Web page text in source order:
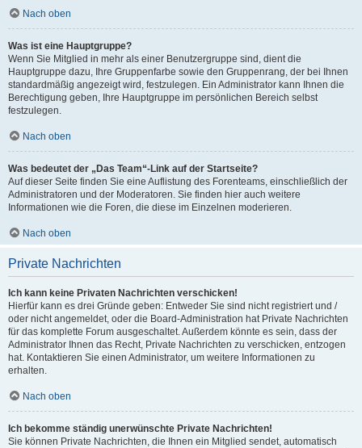
Nach oben
Was ist eine Hauptgruppe?
Wenn Sie Mitglied in mehr als einer Benutzergruppe sind, dient die
Hauptgruppe dazu, Ihre Gruppenfarbe sowie den Gruppenrang, der bei Ihnen
standardmäßig angezeigt wird, festzulegen. Ein Administrator kann Ihnen die
Berechtigung geben, Ihre Hauptgruppe im persönlichen Bereich selbst
festzulegen.
Nach oben
Was bedeutet der „Das Team“-Link auf der Startseite?
Auf dieser Seite finden Sie eine Auflistung des Forenteams, einschließlich der
Administratoren und der Moderatoren. Sie finden hier auch weitere
Informationen wie die Foren, die diese im Einzelnen moderieren.
Nach oben
Private Nachrichten
Ich kann keine Privaten Nachrichten verschicken!
Hierfür kann es drei Gründe geben: Entweder Sie sind nicht registriert und /
oder nicht angemeldet, oder die Board-Administration hat Private Nachrichten
für das komplette Forum ausgeschaltet. Außerdem könnte es sein, dass der
Administrator Ihnen das Recht, Private Nachrichten zu verschicken, entzogen
hat. Kontaktieren Sie einen Administrator, um weitere Informationen zu
erhalten.
Nach oben
Ich bekomme ständig unerwünschte Private Nachrichten!
Sie können Private Nachrichten, die Ihnen ein Mitglied sendet, automatisch